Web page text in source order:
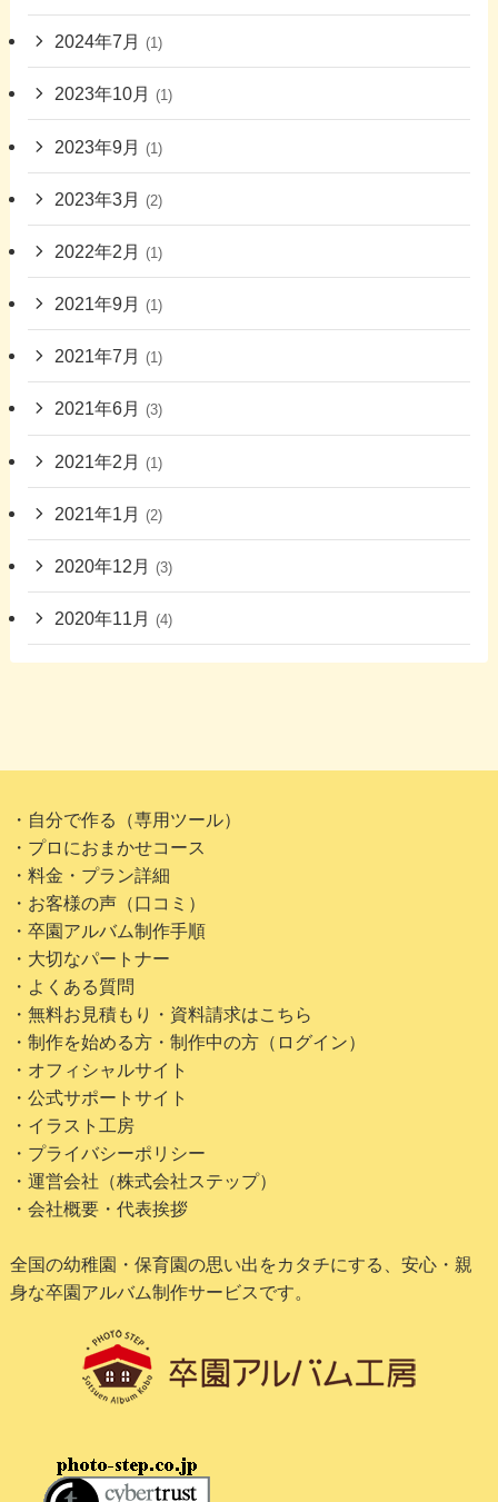
2024年7月 (1)
2023年10月 (1)
2023年9月 (1)
2023年3月 (2)
2022年2月 (1)
2021年9月 (1)
2021年7月 (1)
2021年6月 (3)
2021年2月 (1)
2021年1月 (2)
2020年12月 (3)
2020年11月 (4)
・自分で作る（専用ツール）
・プロにおまかせコース
・料金・プラン詳細
・お客様の声（口コミ）
・卒園アルバム制作手順
・大切なパートナー
・よくある質問
・無料お見積もり・資料請求はこちら
・制作を始める方・制作中の方（ログイン）
・オフィシャルサイト
・公式サポートサイト
・イラスト工房
・プライバシーポリシー
・運営会社（株式会社ステップ）
・会社概要・代表挨拶
全国の幼稚園・保育園の思い出をカタチにする、安心・親
身な卒園アルバム制作サービスです。